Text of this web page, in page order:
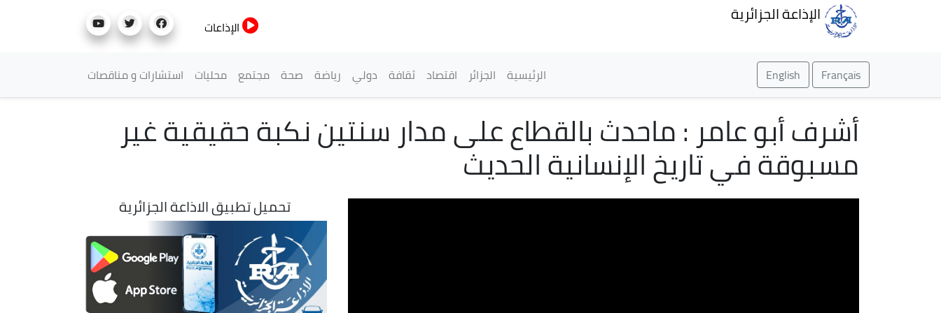
الإذاعة الجزائرية
الإذاعات
Français
English القائمة الرئيسية
الرئيسية الجزائر اقتصاد ثقافة دولي رياضة صحة مجتمع محليات استشارات و مناقصات
أشرف أبو عامر : ماحدث بالقطاع على مدار سنتين نكبة حقيقية غير
مسبوقة في تاريخ الإنسانية الحديث
تحميل تطبيق الاذاعة الجزائرية